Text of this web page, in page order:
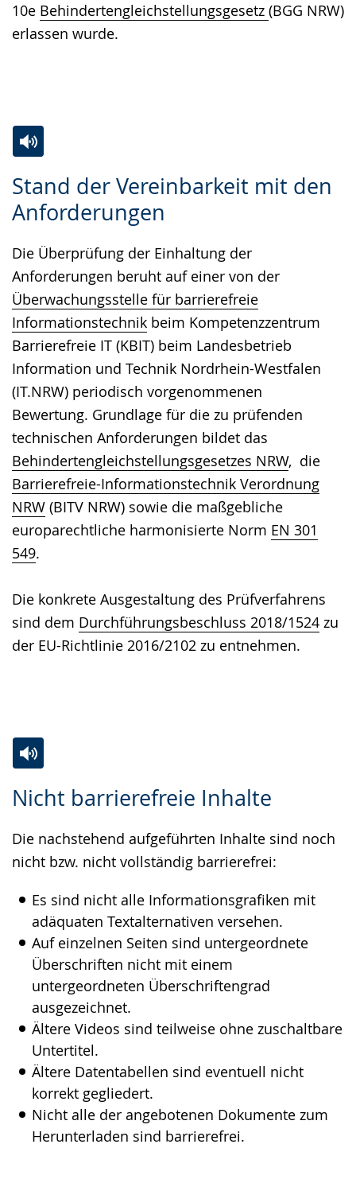
10e Behindertengleichstellungsgesetz (BGG NRW)
erlassen wurde.
Stand der Vereinbarkeit mit den
Anforderungen
Die Überprüfung der Einhaltung der
Anforderungen beruht auf einer von der
Überwachungsstelle für barrierefreie
Informationstechnik beim Kompetenzzentrum
Barrierefreie IT (KBIT) beim Landesbetrieb
Information und Technik Nordrhein-Westfalen
(IT.NRW) periodisch vorgenommenen
Bewertung. Grundlage für die zu prüfenden
technischen Anforderungen bildet das
Behindertengleichstellungsgesetzes NRW, die
Barrierefreie-Informationstechnik Verordnung
NRW (BITV NRW) sowie die maßgebliche
europarechtliche harmonisierte Norm EN 301
549.
Die konkrete Ausgestaltung des Prüfverfahrens
sind dem Durchführungsbeschluss 2018/1524 zu
der EU-Richtlinie 2016/2102 zu entnehmen.
Leichten
Sprache
Audio-
Unterstützung.
Video
in
Gebärdensprache
wird
angezeigt.
Nicht barrierefreie Inhalte
Die nachstehend aufgeführten Inhalte sind noch
nicht bzw. nicht vollständig barrierefrei:
Es sind nicht alle Informationsgrafiken mit
adäquaten Textalternativen versehen.
Auf einzelnen Seiten sind untergeordnete
Überschriften nicht mit einem
untergeordneten Überschriftengrad
ausgezeichnet.
Ältere Videos sind teilweise ohne zuschaltbare
Untertitel.
Ältere Datentabellen sind eventuell nicht
korrekt gegliedert.
Nicht alle der angebotenen Dokumente zum
Herunterladen sind barrierefrei.
Leichten
wechseln.
Audio-
Video
Deutscher
Gebärdensprache
wird
angezeigt.